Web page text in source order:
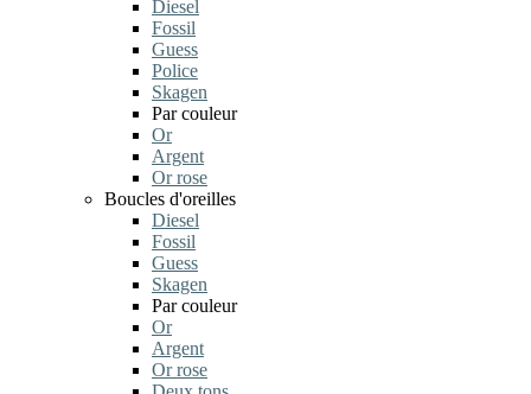
Diesel
Fossil
Guess
Police
Skagen
Par couleur
Or
Argent
Or rose
Boucles d'oreilles
Diesel
Fossil
Guess
Skagen
Par couleur
Or
Argent
Or rose